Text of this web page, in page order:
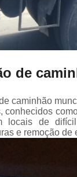
de
caminhão
conhecidos
locais de
e remoção de